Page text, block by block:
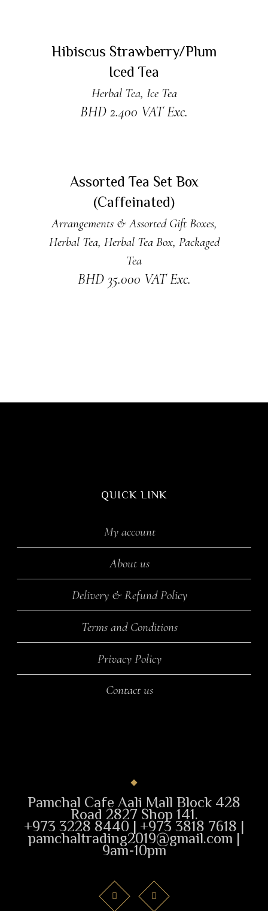
Hibiscus Strawberry/Plum
Iced Tea
Herbal Tea, Ice Tea
BHD 2.400 VAT Exc.
Assorted Tea Set Box
(Caffeinated)
Arrangements & Assorted Gift Boxes,
Herbal Tea, Herbal Tea Box, Packaged
Tea
BHD 35.000 VAT Exc.
QUICK LINK
My account
About us
Delivery & Refund Policy
Terms and Conditions
Privacy Policy
Contact us
Pamchal Cafe Aali Mall Block 428
Road 2827 Shop 141.
+973 3228 8440 | +973 3818 7618 |
pamchaltrading2019@gmail.com |
9am-10pm